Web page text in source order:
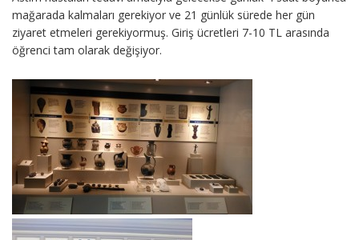
mağarada kalmaları gerekiyor ve 21 günlük sürede her gün
ziyaret etmeleri gerekiyormuş. Giriş ücretleri 7-10 TL arasında
öğrenci tam olarak değişiyor.